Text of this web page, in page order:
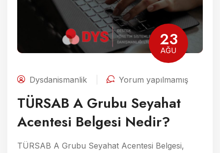
23
AĞU
Dysdanismanlik Yorum yapılmamış
TÜRSAB A Grubu Seyahat
Acentesi Belgesi Nedir?
TÜRSAB A Grubu Seyahat Acentesi Belgesi,